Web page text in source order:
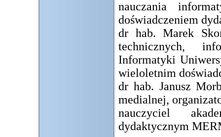
nauczania
doświadczeniem
dr hab. Marek
technicznych,
Informatyki
wieloletnim
dr hab. Janusz
medialnej,
nauczyciel
dydaktycznym